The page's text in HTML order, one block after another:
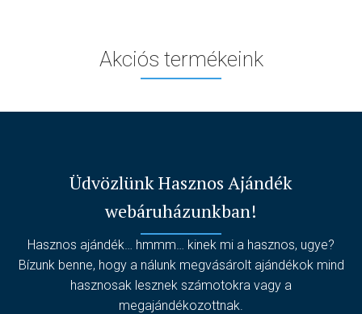
Akciós termékeink
Üdvözlünk Hasznos Ajándék
webáruházunkban!
Hasznos ajándék… hmmm… kinek mi a hasznos, ugye?
Bízunk benne, hogy a nálunk megvásárolt ajándékok mind
hasznosak lesznek számotokra vagy a
megajándékozottnak.